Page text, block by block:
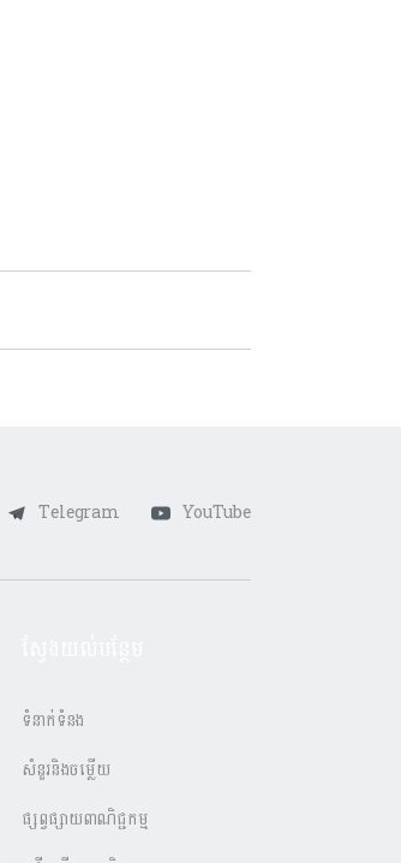
Telegram YouTube
ទំនាក់ទំនង
សំនួរនិងចម្លើយ
ផ្សព្វផ្សាយពាណិជ្ជកម្ម